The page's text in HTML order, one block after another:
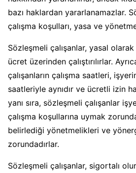
bazı haklardan yararlanamazlar.
çalışma koşulları, yasa ve
Sözleşmeli çalışanlar, yasal
ücret üzerinden çalıştırılırlar.
çalışanların çalışma saatleri,
saatleriyle aynıdır ve ücretli izin
yanı sıra, sözleşmeli çalışanlar
çalışma koşullarına uymak
belirlediği yönetmelikleri ve
zorundadırlar.
Sözleşmeli çalışanlar, sigortalı